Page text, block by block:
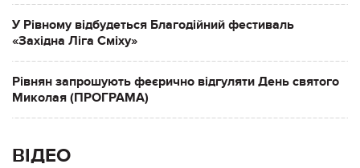
У Рівному відбудеться Благодійний фестиваль
«Західна Ліга Сміху»
Рівнян запрошують феєрично відгуляти День святого
Миколая (ПРОГРАМА)
ВІДЕО